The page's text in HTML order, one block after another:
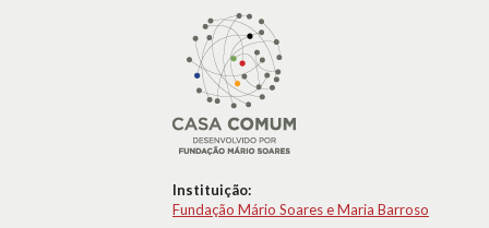
Instituição:
Fundação Mário Soares e Maria Barroso